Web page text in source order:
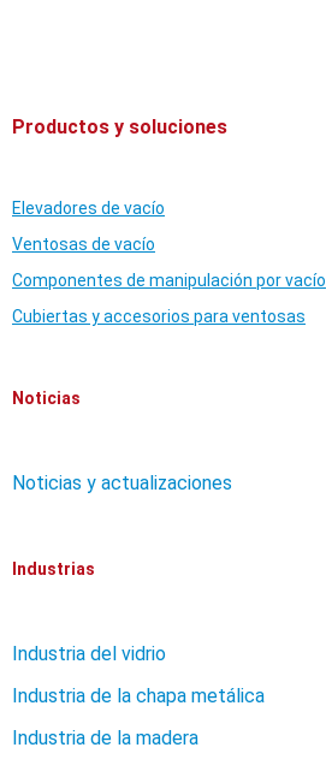
Productos y soluciones
Elevadores de vacío
Ventosas de vacío
Componentes de manipulación por vacío
Cubiertas y accesorios para ventosas
Noticias
Noticias y actualizaciones
Industrias
Industria del vidrio
Industria de la chapa metálica
Industria de la madera